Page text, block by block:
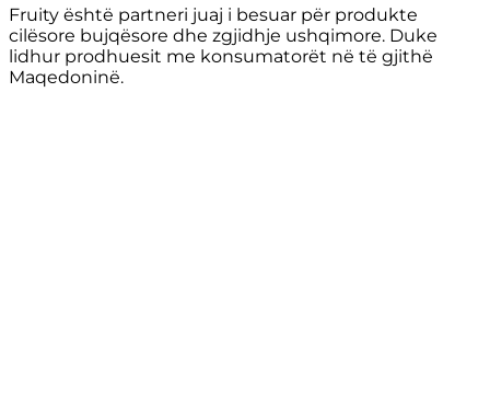
Fruity është partneri juaj i besuar për produkte
cilësore bujqësore dhe zgjidhje ushqimore. Duke
lidhur prodhuesit me konsumatorët në të gjithë
Maqedoninë.